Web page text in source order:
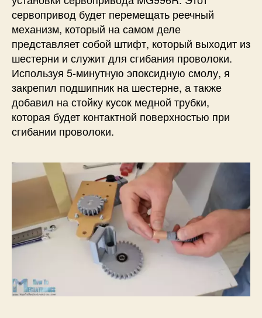
сервопривод будет перемещать реечный
механизм, который на самом деле
представляет собой штифт, который выходит из
шестерни и служит для сгибания проволоки.
Используя 5-минутную эпоксидную смолу, я
закрепил подшипник на шестерне, а также
добавил на стойку кусок медной трубки,
которая будет контактной поверхностью при
сгибании проволоки.